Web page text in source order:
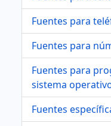
Fuentes para
Fuentes para
Fuentes para
sistema
Fuentes